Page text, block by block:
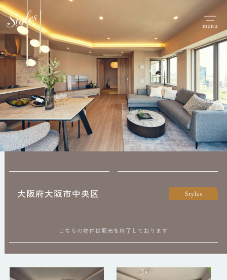
menu
大阪府大阪市中央区 Styles
こちらの物件は販売を終了しております